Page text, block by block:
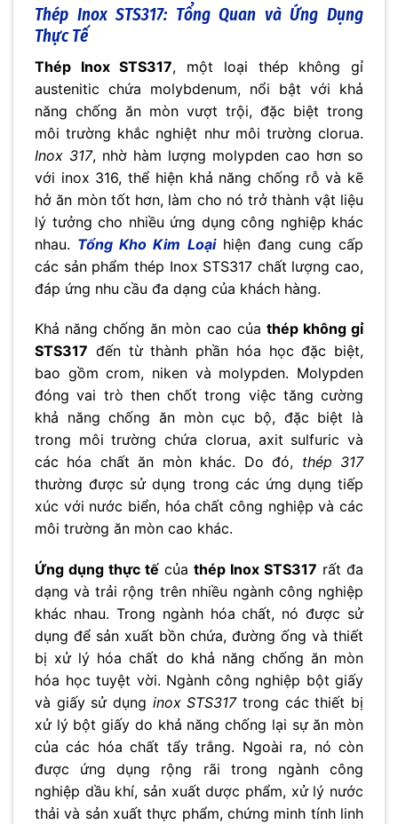
Thép Inox STS317: Tổng Quan và Ứng Dụng
Thực Tế
Thép Inox STS317, một loại thép không gỉ
austenitic chứa molybdenum, nổi bật với khả
năng chống ăn mòn vượt trội, đặc biệt trong
môi trường khắc nghiệt như môi trường clorua.
Inox 317, nhờ hàm lượng molypden cao hơn so
với inox 316, thể hiện khả năng chống rỗ và kẽ
hở ăn mòn tốt hơn, làm cho nó trở thành vật liệu
lý tưởng cho nhiều ứng dụng công nghiệp khác
nhau. Tổng Kho Kim Loạihiện đang cung cấp
các sản phẩm thép Inox STS317 chất lượng cao,
đáp ứng nhu cầu đa dạng của khách hàng.
Khả năng chống ăn mòn cao của thép không gỉ
STS317 đến từ thành phần hóa học đặc biệt,
bao gồm crom, niken và molypden. Molypden
đóng vai trò then chốt trong việc tăng cường
khả năng chống ăn mòn cục bộ, đặc biệt là
trong môi trường chứa clorua, axit sulfuric và
các hóa chất ăn mòn khác. Do đó, thép 317
thường được sử dụng trong các ứng dụng tiếp
xúc với nước biển, hóa chất công nghiệp và các
môi trường ăn mòn cao khác.
Ứng dụng thực tế của thép Inox STS317 rất đa
dạng và trải rộng trên nhiều ngành công nghiệp
khác nhau. Trong ngành hóa chất, nó được sử
dụng để sản xuất bồn chứa, đường ống và thiết
bị xử lý hóa chất do khả năng chống ăn mòn
hóa học tuyệt vời. Ngành công nghiệp bột giấy
và giấy sử dụng inox STS317trong các thiết bị
xử lý bột giấy do khả năng chống lại sự ăn mòn
của các hóa chất tẩy trắng. Ngoài ra, nó còn
được ứng dụng rộng rãi trong ngành công
nghiệp dầu khí, sản xuất dược phẩm, xử lý nước
thải và sản xuất thực phẩm, chứng minh tính linh